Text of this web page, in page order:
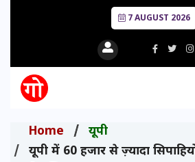
7 AUGUST 2026
Home
यूपी
यूपी में 60 हजार से ज़्यादा